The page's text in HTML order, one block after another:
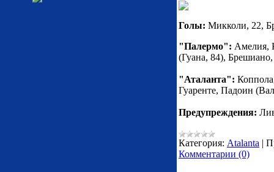
Голы: Микколи, 22,
"Палермо": Амелия,
(Гуана, 84),
"Аталанта":
Гуаренте, Падоин
Предупреждения:
Категория: Atalanta |
Комментарии (0)